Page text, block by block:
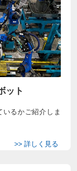
ット
るかご紹介しま